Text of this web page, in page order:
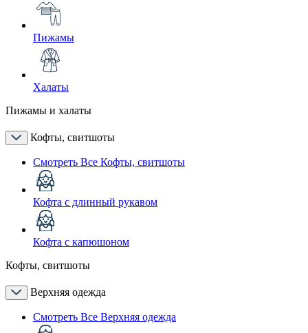
Пижамы
Халаты
Пижамы и халаты
Кофты, свитшоты
Смотреть Все Кофты, свитшоты
Кофта с длинный рукавом
Кофта с капюшоном
Кофты, свитшоты
Верхняя одежда
Смотреть Все Верхняя одежда